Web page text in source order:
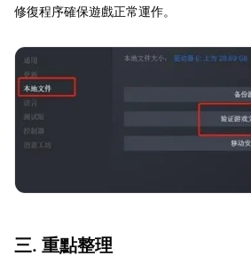
修復程序確保遊戲正常運作。
三. 重點整理